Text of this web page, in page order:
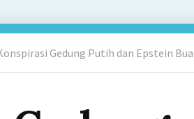
Gedung Putih dan Epstein